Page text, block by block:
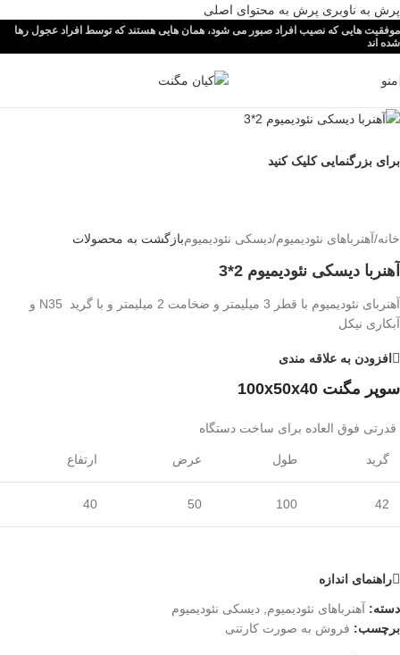
پرش به ناوبری پرش به محتوای اصلی
موفقیت هایی که نصیب افراد صبور می شود، همان هایی هستند که توسط افراد عجول رها
شده اند
منو
برای بزرگنمایی کلیک کنید
خانه/آهنرباهای نئودیمیوم/دیسکی نئودیمیومبازگشت به محصولات
آهنربا دیسکی نئودیمیوم 2*3
آهنربای نئودیمیوم با قطر 3 میلیمتر و ضخامت 2 میلیمتر و با گرید N35 و
آبکاری نیکل
افزودن به علاقه مندی
سوپر مگنت 100x50x40
قدرتی فوق العاده برای ساخت دستگاه
گرید طول عرض ارتفاع
42
100
50
40
راهنمای اندازه
دسته: آهنرباهای نئودیمیوم دیسکی نئودیمیوم
برچسب: فروش به صورت کارتنی